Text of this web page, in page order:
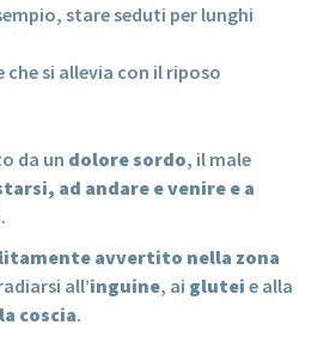
stare seduti per lunghi
che si allevia con il riposo
da un dolore sordo, il male
ad andare e venire e a
.
avvertito nella zona
all’inguine, ai glutei e alla
coscia.